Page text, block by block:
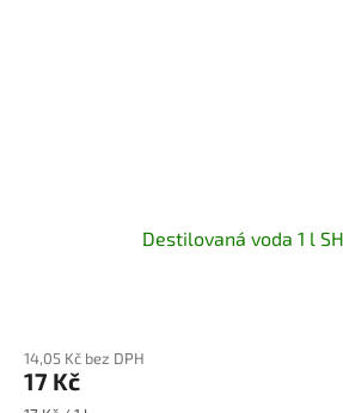
Destilovaná voda 1 l
14,05 Kč bez DPH
17 Kč